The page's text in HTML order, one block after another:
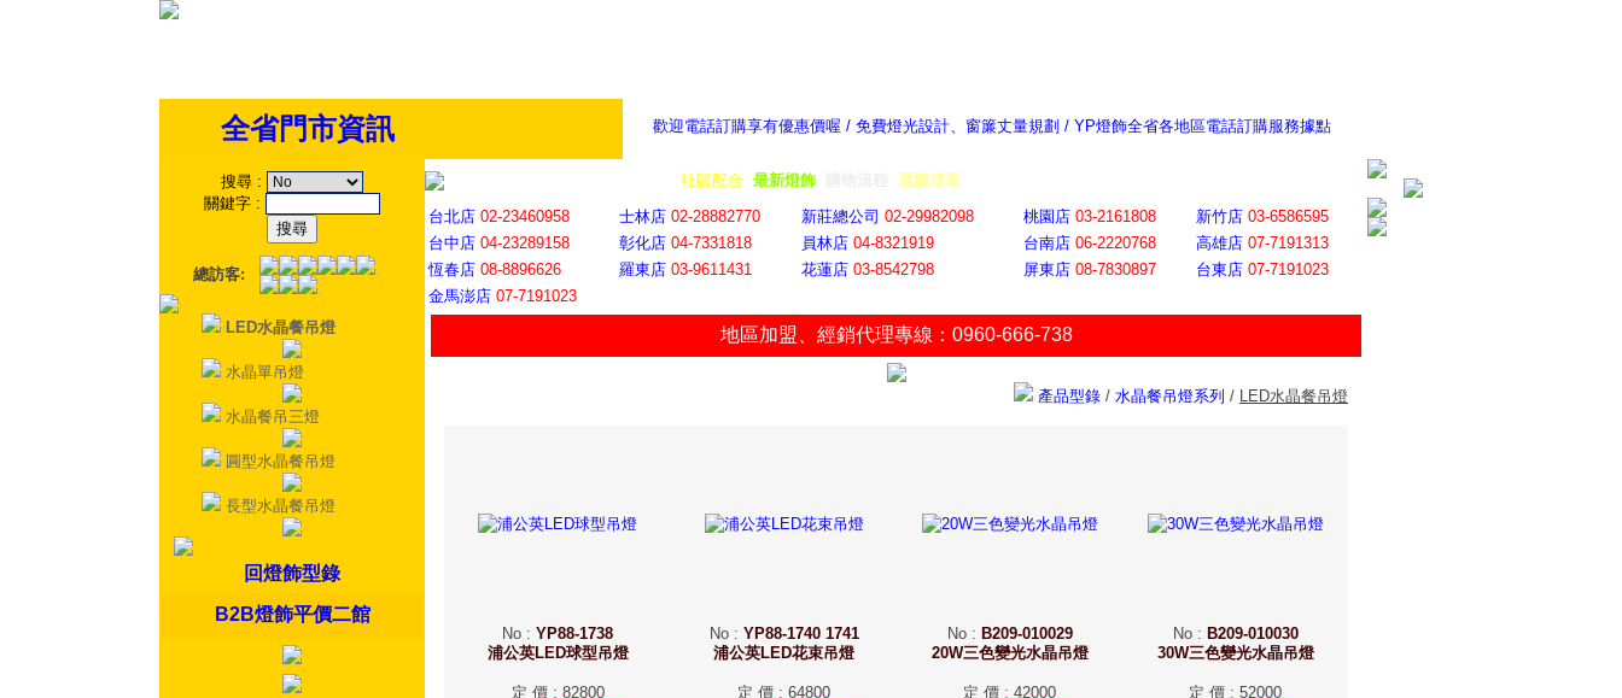
歡迎電話訂購享有優惠價喔 / 免費燈光設計、窗簾丈量規劃 / YP燈飾全省各地區電話訂購服務據點
全省門市資訊
搜尋 :
關鍵字 :
總訪客:
LED水晶餐吊燈
水晶單吊燈
水晶餐吊三燈
圓型水晶餐吊燈
長型水晶餐吊燈
回燈飾型錄
B2B燈飾平價二館
社區配合 最新燈飾 選購清單
台北店 02-23460958 士林店 02-28882770 新莊總公司 02-29982098 桃園店 03-2161808 新竹店 03-6586595
台中店 04-23289158 彰化店 04-7331818 員林店 04-8321919 台南店 06-2220768 高雄店 07-7191313
恆春店 08-8896626 羅東店 03-9611431 花蓮店 03-8542798 屏東店 08-7830897 台東店 07-7191023
金馬澎店 07-7191023
地區加盟 經銷代理專線：0960-666-738
產品型錄 / 水晶餐吊燈系列 / LED水晶餐吊燈
No : YP88-1738
浦公英LED球型吊燈
定 價: 82800
No: YP88-1740 1741
浦公英LED花束吊燈
定 價 : 64800
No: B209-010029
20W三色變光水晶吊燈
定 價 : 42000
No: B209-010030
30W三色變光水晶吊燈
定 價 : 52000